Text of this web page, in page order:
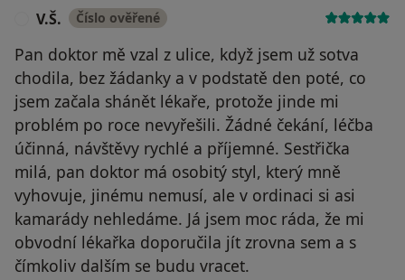
V.Š. Číslo ověřené
Pan doktor mě vzal z ulice, když jsem už sotva
chodila, bez žádanky a v podstatě den poté, co
jsem začala shánět lékaře, protože jinde mi
problém po roce nevyřešili. Žádné čekání, léčba
účinná, návštěvy rychlé a příjemné. Sestřička
milá, pan doktor má osobitý styl, který mně
vyhovuje, jinému nemusí, ale v ordinaci si asi
kamarády nehledáme. Já jsem moc ráda, že mi
obvodní lékařka doporučila jít zrovna sem a s
čímkoliv dalším se budu vracet.